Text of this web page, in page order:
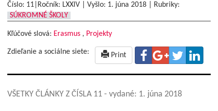
Číslo: 11|Ročník: LXXIV | Vyšlo: 1. júna 2018
Rubriky:
SÚKROMNÉ ŠKOLY
Kľúčové slová: Erasmus , Projekty
Zdieľanie a sociálne siete: Print
VŠETKY ČLÁNKY Z ČÍSLA 11 - vydané: 1. júna 2018